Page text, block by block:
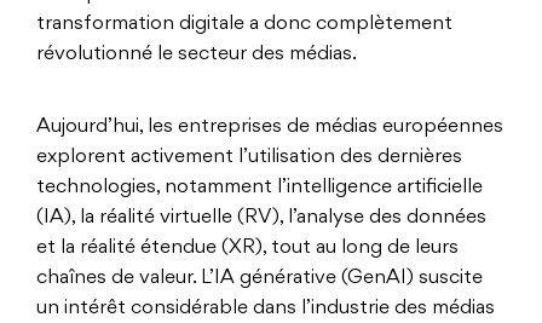
transformation digitale a donc complètement
révolutionné le secteur des médias.
Aujourd’hui, les entreprises de médias européennes
explorent activement l’utilisation des dernières
technologies, notamment l’intelligence artificielle
(IA), la réalité virtuelle (RV), l’analyse des données
et la réalité étendue (XR), tout au long de leurs
chaînes de valeur. L’IA générative (GenAI) suscite
un intérêt considérable dans l’industrie des médias